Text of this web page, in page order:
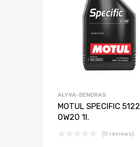
ALYVA-BENDRAS
MOTUL SPECIFIC 5122
0W20 1l.
(0 reviews)